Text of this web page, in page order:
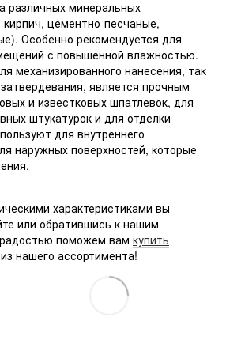
различных минеральных
кирпич, цементно-песчаные,
Особенно рекомендуется для
с повышенной влажностью.
механизированного нанесения, так
является прочным
и известковых шпатлевок, для
штукатурок и для отделки
для внутреннего
наружных поверхностей, которые
характеристиками вы
или обратившись к нашим
поможем вам купить
из нашего ассортимента!